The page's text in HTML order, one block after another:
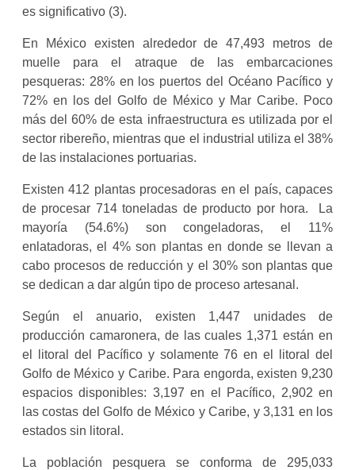
es significativo (3).
En México existen alrededor de 47,493 metros de
muelle para el atraque de las embarcaciones
pesqueras: 28% en los puertos del Océano Pacífico y
72% en los del Golfo de México y Mar Caribe. Poco
más del 60% de esta infraestructura es utilizada por el
sector ribereño, mientras que el industrial utiliza el 38%
de las instalaciones portuarias.
Existen 412 plantas procesadoras en el país, capaces
de procesar 714 toneladas de producto por hora. La
mayoría (54.6%) son congeladoras, el 11%
enlatadoras, el 4% son plantas en donde se llevan a
cabo procesos de reducción y el 30% son plantas que
se dedican a dar algún tipo de proceso artesanal.
Según el anuario, existen 1,447 unidades de
producción camaronera, de las cuales 1,371 están en
el litoral del Pacífico y solamente 76 en el litoral del
Golfo de México y Caribe. Para engorda, existen 9,230
espacios disponibles: 3,197 en el Pacífico, 2,902 en
las costas del Golfo de México y Caribe, y 3,131 en los
estados sin litoral.
La población pesquera se conforma de 295,033